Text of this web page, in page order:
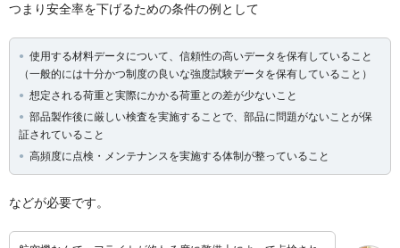
つまり安全率を下げるための条件の例として
使用する材料データについて、信頼性の高いデータを保有していること
（一般的には十分かつ制度の良いな強度試験データを保有していること）
想定される荷重と実際にかかる荷重との差が少ないこと
部品製作後に厳しい検査を実施することで、部品に問題がないことが保
証されていること
高頻度に点検・メンテナンスを実施する体制が整っていること
などが必要です。